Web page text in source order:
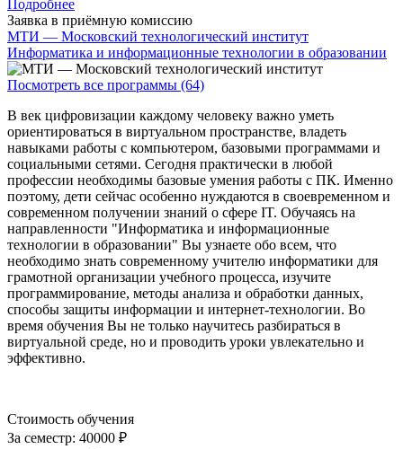
Подробнее
Заявка в приёмную комиссию
МТИ — Московский технологический институт
Информатика и информационные технологии в образовании
Посмотреть все программы (64)
В век цифровизации каждому человеку важно уметь
ориентироваться в виртуальном пространстве, владеть
навыками работы с компьютером, базовыми программами и
социальными сетями. Сегодня практически в любой
профессии необходимы базовые умения работы с ПК. Именно
поэтому, дети сейчас особенно нуждаются в своевременном и
современном получении знаний о сфере IT. Обучаясь на
направленности "Информатика и информационные
технологии в образовании" Вы узнаете обо всем, что
необходимо знать современному учителю информатики для
грамотной организации учебного процесса, изучите
программирование, методы анализа и обработки данных,
способы защиты информации и интернет-технологии. Во
время обучения Вы не только научитесь разбираться в
виртуальной среде, но и проводить уроки увлекательно и
эффективно.
Стоимость обучения
За семестр: 40000 ₽